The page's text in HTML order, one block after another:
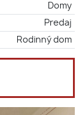
Domy
Predaj
Rodinný dom